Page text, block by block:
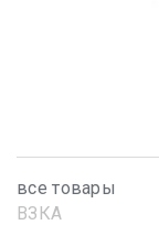
все товары
ВЗКА